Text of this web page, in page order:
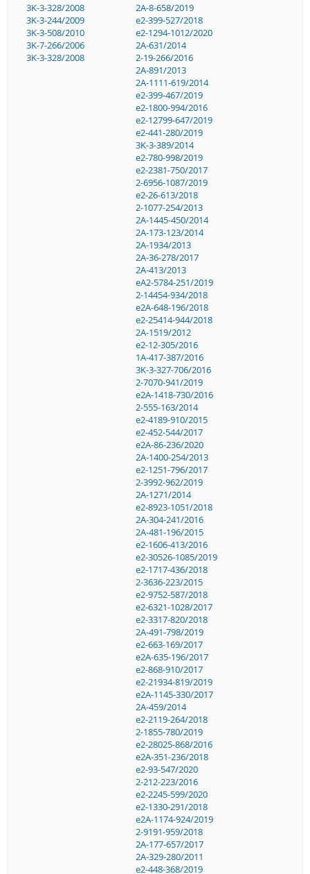
3K-3-328/2008
3K-3-244/2009
3K-3-508/2010
3K-7-266/2006
3K-3-328/2008
2A-8-658/2019
e2-399-527/2018
e2-1294-1012/2020
2A-631/2014
2-19-266/2016
2A-891/2013
2A-1111-619/2014
e2-399-467/2019
e2-1800-994/2016
e2-12799-647/2019
e2-441-280/2019
3K-3-389/2014
e2-780-998/2019
e2-2381-750/2017
2-6956-1087/2019
e2-26-613/2018
2-1077-254/2013
2A-1445-450/2014
2A-173-123/2014
2A-1934/2013
2A-36-278/2017
2A-413/2013
eA2-5784-251/2019
2-14454-934/2018
e2A-648-196/2018
e2-25414-944/2018
2A-1519/2012
e2-12-305/2016
1A-417-387/2016
3K-3-327-706/2016
2-7070-941/2019
e2A-1418-730/2016
2-555-163/2014
e2-4189-910/2015
e2-452-544/2017
e2A-86-236/2020
2A-1400-254/2013
e2-1251-796/2017
2-3992-962/2019
2A-1271/2014
e2-8923-1051/2018
2A-304-241/2016
2A-481-196/2015
e2-1606-413/2016
e2-30526-1085/2019
e2-1717-436/2018
2-3636-223/2015
e2-9752-587/2018
e2-6321-1028/2017
e2-3317-820/2018
2A-491-798/2019
e2-663-169/2017
e2A-635-196/2017
e2-868-910/2017
e2-21934-819/2019
e2A-1145-330/2017
2A-459/2014
e2-2119-264/2018
2-1855-780/2019
e2-28025-868/2016
e2A-351-236/2018
e2-93-547/2020
2-212-223/2016
e2-2245-599/2020
e2-1330-291/2018
e2A-1174-924/2019
2-9191-959/2018
2A-177-657/2017
2A-329-280/2011
e2-448-368/2019